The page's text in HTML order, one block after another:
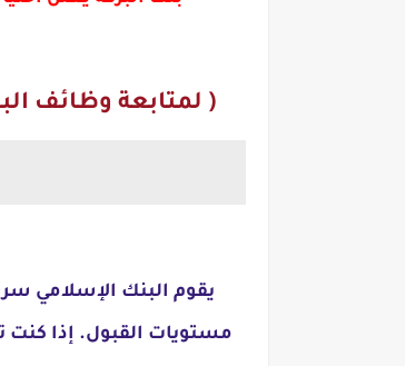
( لمتابعة وظائف
يقوم البنك الإسلامي
مستويات القبول. إذا كنت